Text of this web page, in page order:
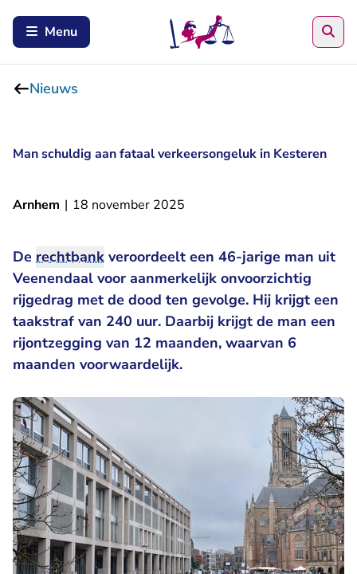
Menu
Nieuws
Man schuldig aan fataal verkeersongeluk in Kesteren
Arnhem | 18 november 2025
De rechtbank veroordeelt een 46-jarige man uit
Veenendaal voor aanmerkelijk onvoorzichtig
rijgedrag met de dood ten gevolge. Hij krijgt een
taakstraf van 240 uur. Daarbij krijgt de man een
rijontzegging van 12 maanden, waarvan 6
maanden voorwaardelijk.